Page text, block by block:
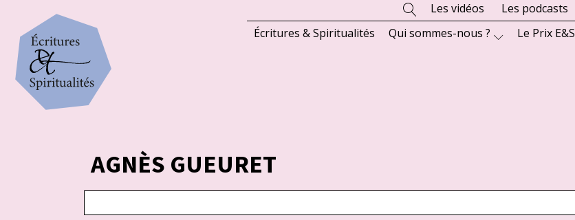
Les vidéos Les podcasts
Écritures & Spiritualités
Qui sommes-nous ? Le Prix E&S
AGNÈS GUEURET